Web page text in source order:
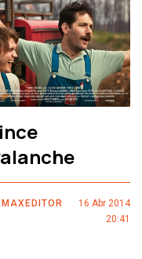
16 Abr 2014
20:41